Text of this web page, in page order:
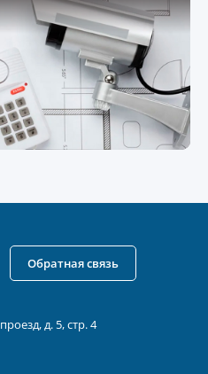
д. 5, стр. 4
Обратная связь